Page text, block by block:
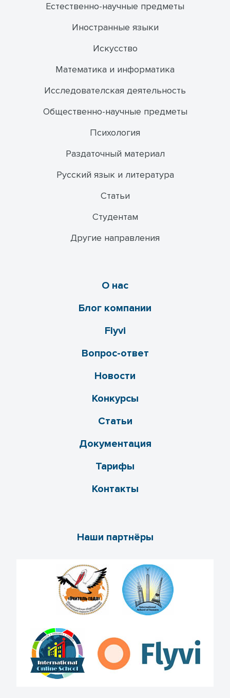
Естественно-научные предметы
Иностранные языки
Искусство
Математика и информатика
Исследователская деятельность
Общественно-научные предметы
Психология
Раздаточный материал
Русский язык и литература
Статьи
Студентам
Другие направления
О нас
Блог компании
Flyvi
Вопрос-ответ
Новости
Конкурсы
Статьи
Документация
Тарифы
Контакты
Наши партнёры